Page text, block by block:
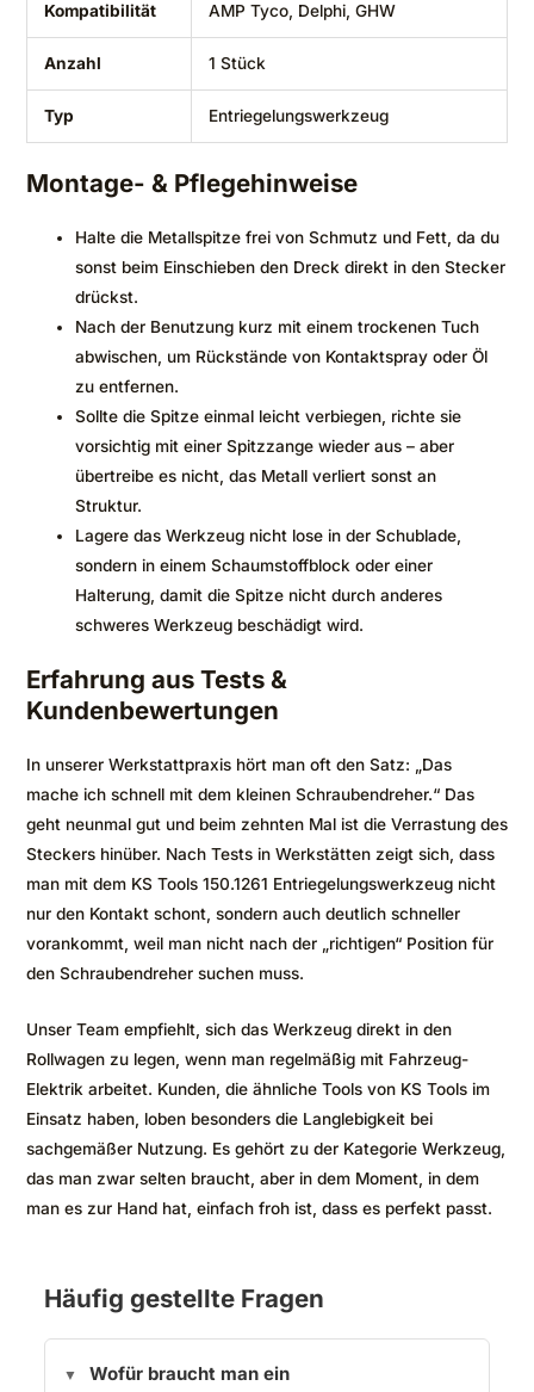
Kompatibilität AMP Tyco, Delphi, GHW
Anzahl 1 Stück
Typ Entriegelungswerkzeug
Montage- & Pflegehinweise
Halte die Metallspitze frei von Schmutz und Fett, da du
sonst beim Einschieben den Dreck direkt in den Stecker
drückst.
Nach der Benutzung kurz mit einem trockenen Tuch
abwischen, um Rückstände von Kontaktspray oder Öl
zu entfernen.
Sollte die Spitze einmal leicht verbiegen, richte sie
vorsichtig mit einer Spitzzange wieder aus – aber
übertreibe es nicht, das Metall verliert sonst an
Struktur.
Lagere das Werkzeug nicht lose in der Schublade,
sondern in einem Schaumstoffblock oder einer
Halterung, damit die Spitze nicht durch anderes
schweres Werkzeug beschädigt wird.
Erfahrung aus Tests &
Kundenbewertungen
In unserer Werkstattpraxis hört man oft den Satz: „Das
mache ich schnell mit dem kleinen Schraubendreher.“ Das
geht neunmal gut und beim zehnten Mal ist die Verrastung des
Steckers hinüber. Nach Tests in Werkstätten zeigt sich, dass
man mit dem KS Tools 150.1261 Entriegelungswerkzeug nicht
nur den Kontakt schont, sondern auch deutlich schneller
vorankommt, weil man nicht nach der „richtigen“ Position für
den Schraubendreher suchen muss.
Unser Team empfiehlt, sich das Werkzeug direkt in den
Rollwagen zu legen, wenn man regelmäßig mit Fahrzeug-
Elektrik arbeitet. Kunden, die ähnliche Tools von KS Tools im
Einsatz haben, loben besonders die Langlebigkeit bei
sachgemäßer Nutzung. Es gehört zu der Kategorie Werkzeug,
das man zwar selten braucht, aber in dem Moment, in dem
man es zur Hand hat, einfach froh ist, dass es perfekt passt.
Häufig gestellte Fragen
Wofür braucht man ein